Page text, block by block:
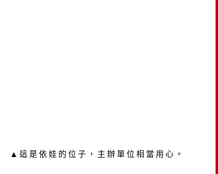
▲這是依娃的位子，主辦單位相當用心。